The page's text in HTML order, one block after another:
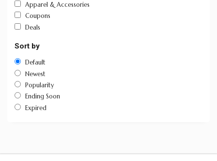
Apparel & Accessories
Coupons
Deals
Sort by
Default
Newest
Popularity
Ending Soon
Expired